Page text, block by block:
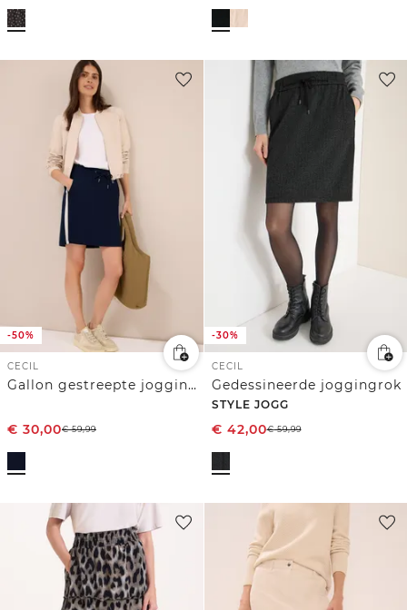
-50%
CECIL
Gallon gestreepte joggingrok
€ 30,00€59,99
-30%
CECIL
Gedessineerde joggingrok
STYLE JOGG
€ 42,00€59,99